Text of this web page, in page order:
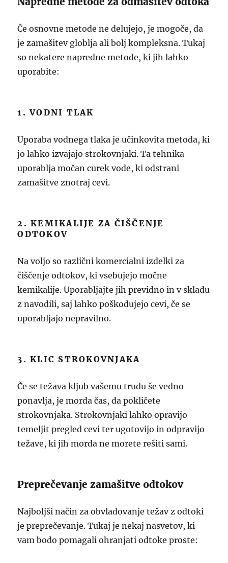
Če osnovne metode ne delujejo, je mogoče, da
je zamašitev globlja ali bolj kompleksna. Tukaj
so nekatere napredne metode, ki jih lahko
uporabite:
1. VODNI TLAK
Uporaba vodnega tlaka je učinkovita metoda, ki
jo lahko izvajajo strokovnjaki. Ta tehnika
uporablja močan curek vode, ki odstrani
zamašitve znotraj cevi.
2. KEMIKALIJE ZA ČIŠČENJE
ODTOKOV
Na voljo so različni komercialni izdelki za
čiščenje odtokov, ki vsebujejo močne
kemikalije. Uporabljajte jih previdno in v skladu
z navodili, saj lahko poškodujejo cevi, če se
uporabljajo nepravilno.
3. KLIC STROKOVNJAKA
Če se težava kljub vašemu trudu še vedno
ponavlja, je morda čas, da pokličete
strokovnjaka. Strokovnjaki lahko opravijo
temeljit pregled cevi ter ugotovijo in odpravijo
težave, ki jih morda ne morete rešiti sami.
Preprečevanje zamašitve odtokov
Najboljši način za obvladovanje težav z odtoki
je preprečevanje. Tukaj je nekaj nasvetov, ki
vam bodo pomagali ohranjati odtoke proste: